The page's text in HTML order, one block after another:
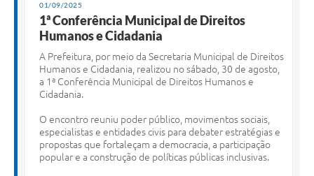
01/09/2025
1ª Conferência Municipal de Direitos
Humanos e Cidadania
A Prefeitura, por meio da Secretaria Municipal de Direitos
Humanos e Cidadania, realizou no sábado, 30 de agosto,
a 1ª Conferência Municipal de Direitos Humanos e
Cidadania.
O encontro reuniu poder público, movimentos sociais,
especialistas e entidades civis para debater estratégias e
propostas que fortaleçam a democracia, a participação
popular e a construção de políticas públicas inclusivas.